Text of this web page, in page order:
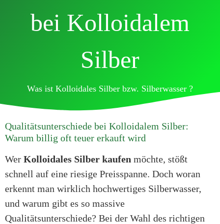
bei Kolloidalem
Silber
Was ist Kolloidales Silber bzw. Silberwasser ?
Qualitätsunterschiede bei Kolloidalem Silber:
Warum billig oft teuer erkauft wird
Wer Kolloidales Silber kaufen möchte, stößt
schnell auf eine riesige Preisspanne. Doch woran
erkennt man wirklich hochwertiges Silberwasser,
und warum gibt es so massive
Qualitätsunterschiede? Bei der Wahl des richtigen